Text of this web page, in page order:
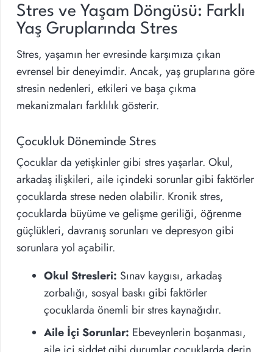
Stres ve Yaşam Döngüsü: Farklı
Yaş Gruplarında Stres
Stres, yaşamın her evresinde karşımıza çıkan
evrensel bir deneyimdir. Ancak, yaş gruplarına göre
stresin nedenleri, etkileri ve başa çıkma
mekanizmaları farklılık gösterir.
Çocukluk Döneminde Stres
Çocuklar da yetişkinler gibi stres yaşarlar. Okul,
arkadaş ilişkileri, aile içindeki sorunlar gibi faktörler
çocuklarda strese neden olabilir. Kronik stres,
çocuklarda büyüme ve gelişme geriliği, öğrenme
güçlükleri, davranış sorunları ve depresyon gibi
sorunlara yol açabilir.
Okul Stresleri: Sınav kaygısı, arkadaş
zorbalığı, sosyal baskı gibi faktörler
çocuklarda önemli bir stres kaynağıdır.
Aile İçi Sorunlar: Ebeveynlerin boşanması,